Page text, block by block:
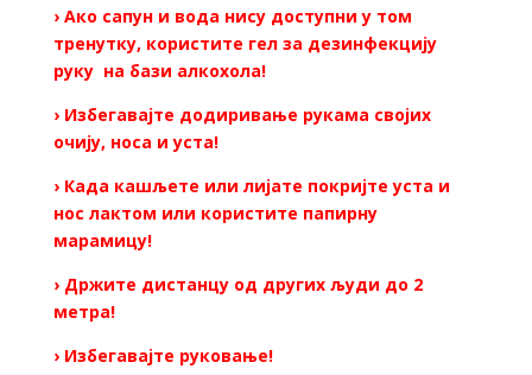
› Ако сапун и вода нису доступни у том
тренутку, користите гел за дезинфекцију
руку на бази алкохола!
› Избегавајте додиривање рукама својих
очију, носа и уста!
› Када кашљете или лијате покријте уста и
нос лактом или користите папирну
марамицу!
› Држите дистанцу од других људи до 2
метра!
› Избегавајте руковање!